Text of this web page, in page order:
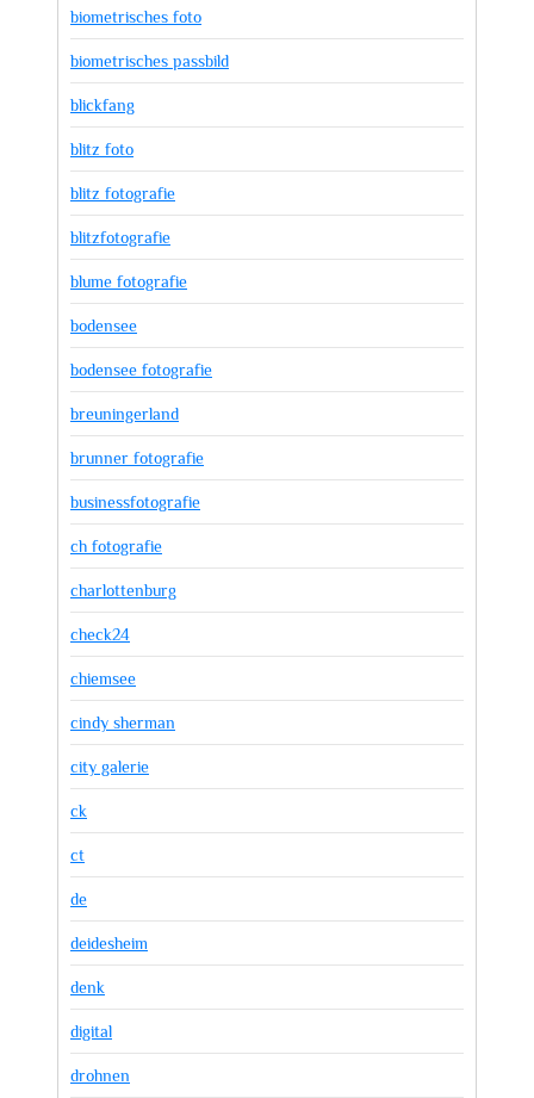
biometrisches foto
biometrisches passbild
blickfang
blitz foto
blitz fotografie
blitzfotografie
blume fotografie
bodensee
bodensee fotografie
breuningerland
brunner fotografie
businessfotografie
ch fotografie
charlottenburg
check24
chiemsee
cindy sherman
city galerie
ck
ct
de
deidesheim
denk
digital
drohnen